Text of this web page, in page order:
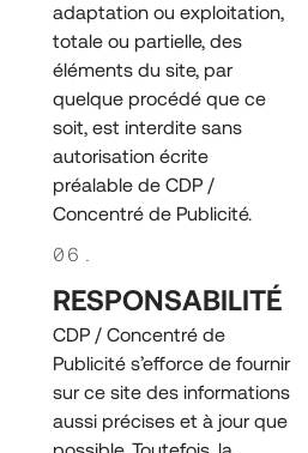
adaptation ou exploitation,
totale ou partielle, des
éléments du site, par
quelque procédé que ce
soit, est interdite sans
autorisation écrite
préalable de CDP /
Concentré de Publicité.
06.
RESPONSABILITÉ
CDP / Concentré de
Publicité s’efforce de fournir
sur ce site des informations
aussi précises et à jour que